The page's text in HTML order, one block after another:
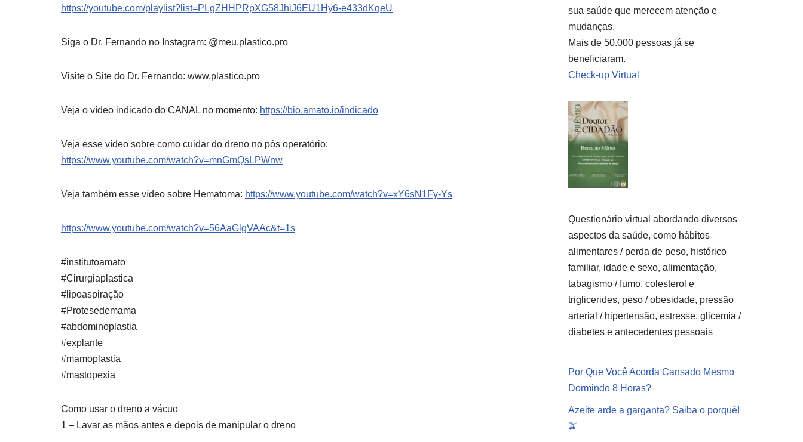
https://youtube.com/playlist?list=PLgZHHPRpXG58JhiJ6EU1Hy6-e433dKqeU
Siga o Dr. Fernando no Instagram: @meu.plastico.pro
Visite o Site do Dr. Fernando: www.plastico.pro
Veja o vídeo indicado do CANAL no momento: https://bio.amato.io/indicado
Veja esse vídeo sobre como cuidar do dreno no pós operatório:
https://www.youtube.com/watch?v=mnGmQsLPWnw
Veja também esse vídeo sobre Hematoma: https://www.youtube.com/watch?v=xY6sN1Fy-Ys
https://www.youtube.com/watch?v=56AaGlgVAAc&t=1s
#institutoamato
#Cirurgiaplastica
#lipoaspiração
#Protesedemama
#abdominoplastia
#explante
#mamoplastia
#mastopexia
Como usar o dreno a vácuo
1 – Lavar as mãos antes e depois de manipular o dreno
sua saúde que merecem atenção e
mudanças.
Mais de 50.000 pessoas já se
beneficiaram.
Check-up Virtual
Questionário virtual abordando diversos
aspectos da saúde, como hábitos
alimentares / perda de peso, histórico
familiar, idade e sexo, alimentação,
tabagismo / fumo, colesterol e
triglicerides, peso / obesidade, pressão
arterial / hipertensão, estresse, glicemia /
diabetes e antecedentes pessoais
Por Que Você Acorda Cansado Mesmo
Dormindo 8 Horas?
Azeite arde a garganta? Saiba o porquê!
🫒